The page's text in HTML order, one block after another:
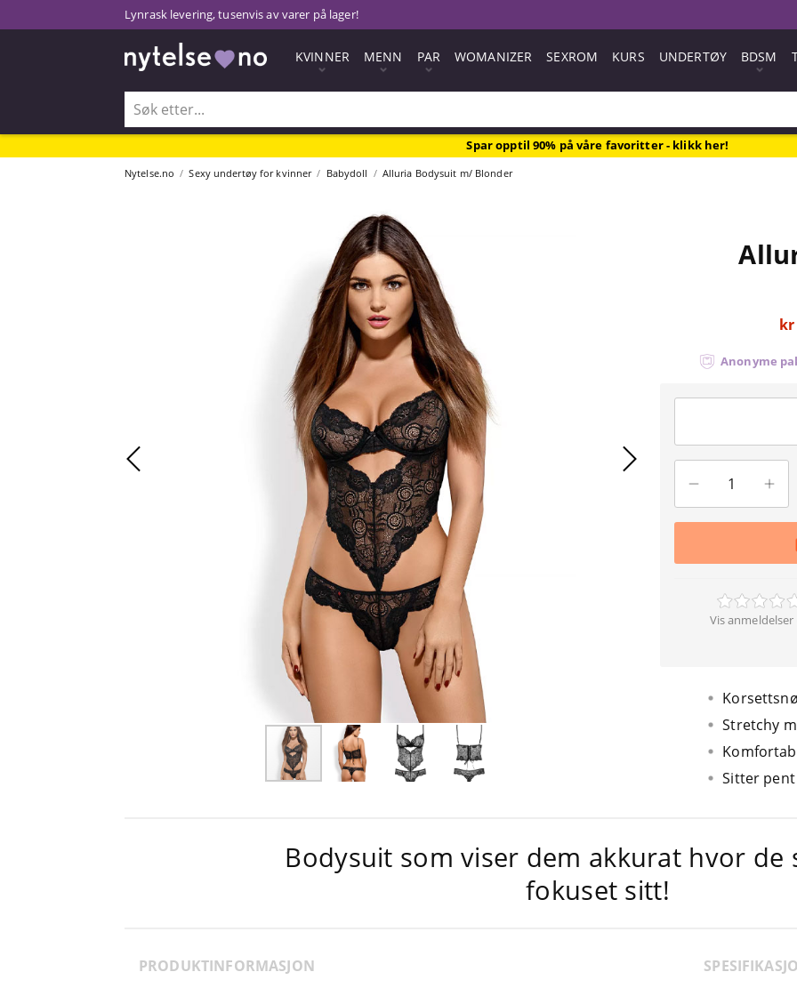
Lynrask levering, tusenvis av varer på lager!
KVINNER MENN PAR WOMANIZER SEXROM KURS UNDERTØY BDSM
Spar opptil 90% på våre favoritter - klikk her!
Nytelse.no Sexy undertøy for kvinner Babydoll Alluria Bodysuit m/ Blonder
kr
Anonyme
Vis anmeldelser
Stretchy
Sitter pent
Bodysuit som viser dem akkurat hvor de
fokuset sitt!
PRODUKTINFORMASJON